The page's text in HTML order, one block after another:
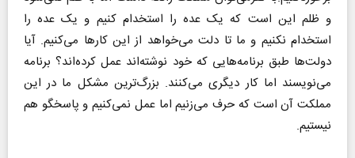
و ظلم این است که یک عده را استخدام کنیم و یک عده را
استخدام نکنیم و ما تا دلت می‌خواهد از این کارها می‌کنیم. آیا
دولت‌ها طبق برنامه‌هایی که خود نوشته‌اند عمل کرده‌اند؟ برنامه
می‌نویسند اما کار دیگری می‌کنند. بزرگ‌ترین مشکل ما در این
مملکت آن است که حرف می‌زنیم اما عمل نمی‌کنیم و پاسخگو هم
نیستیم.